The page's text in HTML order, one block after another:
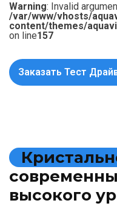
Warning: Invalid
/var/www/vhosts/
content/themes/
on line157
Заказать Тест
Кристальн
современны
высокого ур